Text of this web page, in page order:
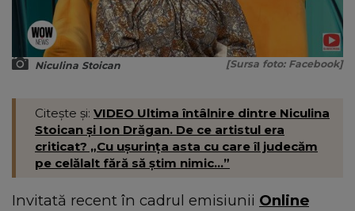
Niculina Stoican [Sursa foto: Facebook]
Citește și: VIDEO Ultima întâlnire dintre Niculina
Stoican și Ion Drăgan. De ce artistul era
criticat? „Cu ușurința asta cu care îl judecăm
pe celălalt fără să știm nimic...”
Invitată recent în cadrul emisiunii Online